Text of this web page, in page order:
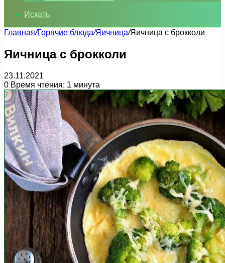
Искать
Главная/Горячие блюда/Яичница/Яичница с брокколи
Яичница с брокколи
23.11.2021
0 Время чтения: 1 минута